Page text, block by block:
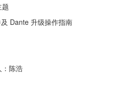
题
Dante 升级操作指南
：陈浩